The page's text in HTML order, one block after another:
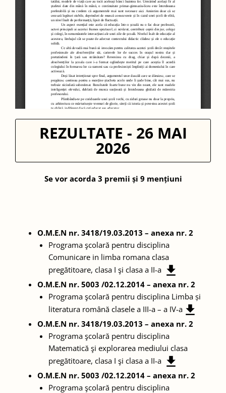
REZULTATE - 26 MAI
2026
Se vor acorda 3 premii și 9 mențiuni
O.M.E.N nr. 3418/19.03.2013 – anexa nr. 2
Programa şcolară pentru disciplina
Comunicare in limba romana clasa
pregătitoare, clasa I şi clasa a II-a
O.M.E.N nr. 5003 /02.12.2014 – anexa nr. 2
Programa şcolară pentru disciplina Limba și
literatura română clasele a III-a – a IV-a
O.M.E.N nr. 3418/19.03.2013 – anexa nr. 2
Programa şcolară pentru disciplina
Matematică şi explorarea mediului clasa
pregătitoare, clasa I şi clasa a II-a
O.M.E.N nr. 5003 /02.12.2014 – anexa nr. 2
Programa şcolară pentru disciplina